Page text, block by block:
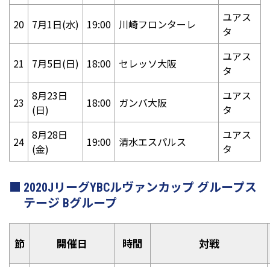
20 7月1日(水) 19:00 川崎フロンターレ
ユアス
タ
21 7月5日(日) 18:00 セレッソ大阪
ユアス
タ
23 8月23日
(日)
18:00 ガンバ大阪
ユアス
タ
24 8月28日
(金)
19:00 清水エスパルス
ユアス
タ
2020JリーグYBCルヴァンカップ グループス
テージ Bグループ
節 開催日 時間 対戦